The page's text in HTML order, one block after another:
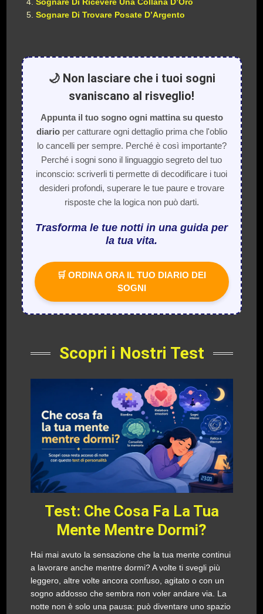
Sognare Di Trovare Posate D’Argento
🌙 Non lasciare che i tuoi sogni
svaniscano al risveglio!
Appunta il tuo sogno ogni mattina su questo
diarioper catturare ogni dettaglio prima che l'oblio
lo cancelli per sempre. Perché è così importante?
Perché i sogni sono il linguaggio segreto del tuo
inconscio: scriverli ti permette di decodificare i tuoi
desideri profondi, superare le tue paure e trovare
risposte che la logica non può darti.
Trasforma le tue notti in una guida per
la tua vita.
🛒 ORDINA ORA IL TUO DIARIO DEI
SOGNI
Scopri i Nostri Test
Test: Che Cosa Fa La Tua
Mente Mentre Dormi?
Hai mai avuto la sensazione che la tua mente continui
a lavorare anche mentre dormi? A volte ti svegli più
leggero, altre volte ancora confuso, agitato o con un
sogno addosso che sembra non voler andare via. La
notte non è solo una pausa: può diventare uno spazio